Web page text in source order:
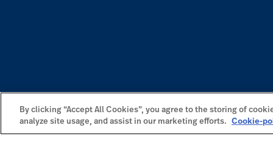
By clicking “Accept All Cookies”, you agree to the storing of
analyze site usage, and assist in our marketing efforts.
Cookie-